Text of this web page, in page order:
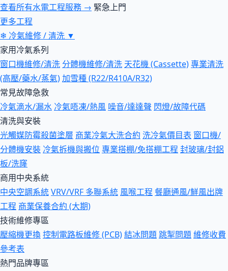
查看所有水電工程服務 → 緊急上門
更多工程
❄ 冷氣維修 / 清洗 ▼
家用冷氣系列
窗口機維修/清洗 分體機維修/清洗 天花機 (Cassette)專業清洗
(高壓/藥水/蒸氣)加雪種 (R22/R410A/R32)
常見故障急救
冷氣滴水/漏水 冷氣唔凍/熱風 噪音/達達聲 閃燈/故障代碼
清洗與安裝
光觸媒防霉殺菌塗層 商業冷氣大洗合約 洗冷氣價目表 窗口機/
分體機安裝 冷氣拆機與搬位 專業搭棚/免搭棚工程 封玻璃/封鋁
板/洗窿
商用中央系統
中央空調系統VRV/VRF 多聯系統 風喉工程 餐廳通風/鮮風出牌
工程 商業保養合約 (大期)
技術維修專區
壓縮機更換控制電路板維修 (PCB)結冰問題跳掣問題維修收費
參考表
熱門品牌專區